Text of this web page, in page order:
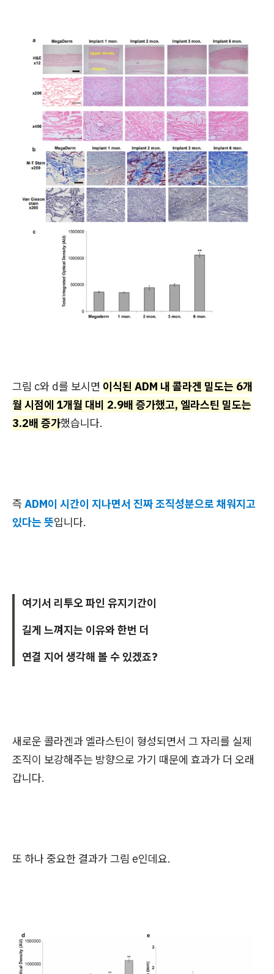
그림 c와 d를 보시면 이식된 ADM 내 콜라겐 밀도는 6개
월 시점에 1개월 대비 2.9배 증가했고, 엘라스틴 밀도는
3.2배 증가했습니다.
즉 ADM이 시간이 지나면서 진짜 조직성분으로 채워지고
있다는 뜻입니다.
여기서 리투오 파인 유지기간이
길게 느껴지는 이유와 한번 더
연결 지어 생각해 볼 수 있겠죠?
새로운 콜라겐과 엘라스틴이 형성되면서 그 자리를 실제
조직이 보강해주는 방향으로 가기 때문에 효과가 더 오래
갑니다.
또 하나 중요한 결과가 그림 e인데요.